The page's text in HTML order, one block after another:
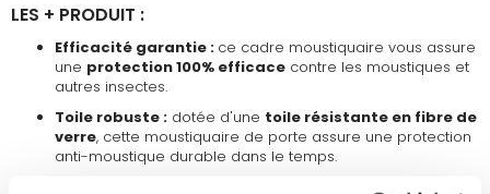
LES + PRODUIT :
Efficacité garantie : ce cadre moustiquaire vous assure
une protection 100% efficace contre les moustiques et
autres insectes.
Toile robuste : dotée d'une toile résistante en fibre de
verre, cette moustiquaire de porte assure une protection
anti-moustique durable dans le temps.